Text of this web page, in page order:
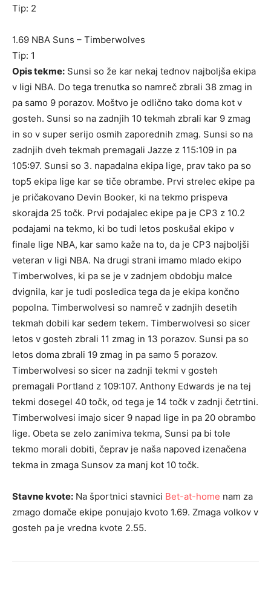
Tip: 2
1.69 NBA Suns – Timberwolves
Tip: 1
Opis tekme: Sunsi so že kar nekaj tednov najboljša ekipa
v ligi NBA. Do tega trenutka so namreč zbrali 38 zmag in
pa samo 9 porazov. Moštvo je odlično tako doma kot v
gosteh. Sunsi so na zadnjih 10 tekmah zbrali kar 9 zmag
in so v super serijo osmih zaporednih zmag. Sunsi so na
zadnjih dveh tekmah premagali Jazze z 115:109 in pa
105:97. Sunsi so 3. napadalna ekipa lige, prav tako pa so
top5 ekipa lige kar se tiče obrambe. Prvi strelec ekipe pa
je pričakovano Devin Booker, ki na tekmo prispeva
skorajda 25 točk. Prvi podajalec ekipe pa je CP3 z 10.2
podajami na tekmo, ki bo tudi letos poskušal ekipo v
finale lige NBA, kar samo kaže na to, da je CP3 najboljši
veteran v ligi NBA. Na drugi strani imamo mlado ekipo
Timberwolves, ki pa se je v zadnjem obdobju malce
dvignila, kar je tudi posledica tega da je ekipa končno
popolna. Timberwolvesi so namreč v zadnjih desetih
tekmah dobili kar sedem tekem. Timberwolvesi so sicer
letos v gosteh zbrali 11 zmag in 13 porazov. Sunsi pa so
letos doma zbrali 19 zmag in pa samo 5 porazov.
Timberwolvesi so sicer na zadnji tekmi v gosteh
premagali Portland z 109:107. Anthony Edwards je na tej
tekmi dosegel 40 točk, od tega je 14 točk v zadnji četrtini.
Timberwolvesi imajo sicer 9 napad lige in pa 20 obrambo
lige. Obeta se zelo zanimiva tekma, Sunsi pa bi tole
tekmo morali dobiti, čeprav je naša napoved izenačena
tekma in zmaga Sunsov za manj kot 10 točk.
Stavne kvote: Na športnici stavnici Bet-at-home nam za
zmago domače ekipe ponujajo kvoto 1.69. Zmaga volkov v
gosteh pa je vredna kvote 2.55.